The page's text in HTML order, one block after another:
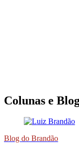
Colunas e
Blog do Brandão